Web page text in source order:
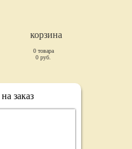
корзина
0 товара
0 руб.
заказ